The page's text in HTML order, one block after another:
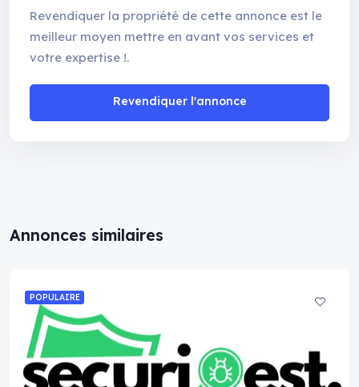
Revendiquer la propriété de cette annonce est le
meilleur moyen mettre en avant vos services et
votre expertise !.
Revendiquer l'annonce
Annonces similaires
POPULAIRE